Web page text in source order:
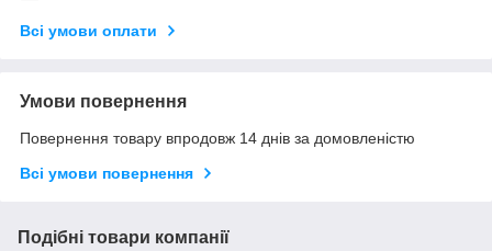
Всі умови оплати
Умови повернення
Повернення товару впродовж 14 днів за домовленістю
Всі умови повернення
Подібні товари компанії